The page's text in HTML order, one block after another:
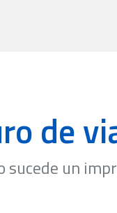
de
sucede un